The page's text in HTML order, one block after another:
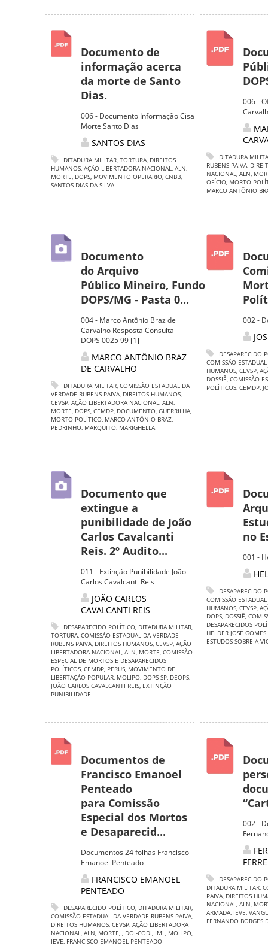
Documento de
informação acerca
da morte de Santo
Dias.
006 - Documento Informação Cisa
Morte Santo Dias
SANTOS DIAS
DITADURA MILITAR, TORTURA, DIREITOS
HUMANOS, AÇÃO LIBERTADORA NACIONAL, ALN,
MORTE, DOPS, MOVIMENTO OPERARIO, CNBB,
SANTOS DIAS DA SILVA
006 -
DITADURA
RUBENS PAIVA,
NACIONAL, ALN,
OFÍCIO, MORTO
MARCO ANTÔNIO
Documento
do Arquivo
Público Mineiro, Fundo
DOPS/MG - Pasta 0...
004 - Marco Antônio Braz de
Carvalho Resposta Consulta
DOPS 0025 99 [1]
MARCO ANTÔNIO BRAZ
DE CARVALHO
DITADURA MILITAR, COMISSÃO ESTADUAL DA
VERDADE RUBENS PAIVA, DIREITOS HUMANOS,
CEVSP, AÇÃO LIBERTADORA NACIONAL, ALN,
MORTE, DOPS, CEMDP, DOCUMENTO, GUERRILHA,
MORTO POLÍTICO, MARCO ANTÔNIO BRAZ,
PEDRINHO, MARQUITO, MARIGHELLA
002 -
DESAPARECIDO
COMISSÃO
HUMANOS, CEVSP,
DOSSIÊ, COMISSÃO
POLÍTICOS, CEMDP,
Documento que
extingue a
punibilidade de João
Carlos Cavalcanti
Reis. 2º Audito...
011 - Extinção Punibilidade João
Carlos Cavalcanti Reis
JOÃO CARLOS
CAVALCANTI REIS
DESAPARECIDO POLÍTICO, DITADURA MILITAR,
TORTURA, COMISSÃO ESTADUAL DA VERDADE
RUBENS PAIVA, DIREITOS HUMANOS, CEVSP, AÇÃO
LIBERTADORA NACIONAL, ALN, MORTE, COMISSÃO
ESPECIAL DE MORTOS E DESAPARECIDOS
POLÍTICOS, CEMDP, PERUS, MOVIMENTO DE
LIBERTAÇÃO POPULAR, MOLIPO, DOPS-SP, DEOPS,
JOÃO CARLOS CAVALCANTI REIS, EXTINÇÃO
PUNIBILIDADE
no
001 -
DESAPARECIDO
COMISSÃO
HUMANOS, CEVSP,
DOPS, DOSSIÊ,
DESAPARECIDOS
HELDER JOSÉ
ESTUDOS SOBRE A
Documentos de
Francisco Emanoel
Penteado
para Comissão
Especial dos Mortos
e Desaparecid...
Documentos 24 folhas Francisco
Emanoel Penteado
FRANCISCO EMANOEL
PENTEADO
DESAPARECIDO POLÍTICO, DITADURA MILITAR,
COMISSÃO ESTADUAL DA VERDADE RUBENS PAIVA,
DIREITOS HUMANOS, CEVSP, AÇÃO LIBERTADORA
NACIONAL, ALN, MORTE, , DOI-CODI, IML, MOLIPO,
IEVE, FRANCISCO EMANOEL PENTEADO
002 -
DESAPARECIDO
DITADURA MILITAR,
PAIVA, DIREITOS
NACIONAL, ALN,
ARMADA, IEVE,
FERNANDO BORGES